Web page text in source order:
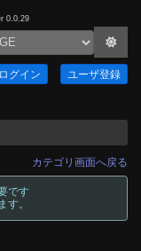
0.0.29
ログイン ユーザ登録
カテゴリ画面へ戻る
です
す。